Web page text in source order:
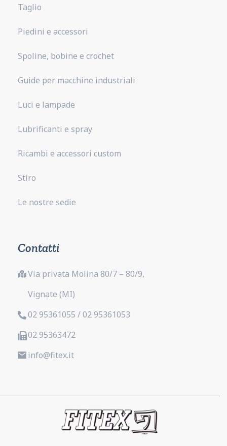
Taglio
Piedini e accessori
Spoline, bobine e crochet
Guide per macchine industriali
Luci e lampade
Lubrificanti e spray
Ricambi e accessori custom
Stiro
Le nostre sedie
Contatti
Via privata Molina 80/7 – 80/9,
Vignate (MI)
02 95361055 / 02 95361053
02 95363472
info@fitex.it